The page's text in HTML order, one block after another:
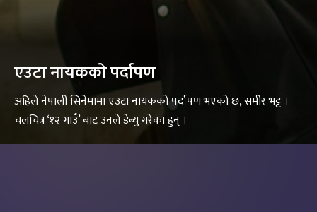
एउटा नायकको पर्दापण
अहिले नेपाली सिनेमामा एउटा नायकको पर्दापण भएको छ, समीर भट्ट ।
चलचित्र ‘१२ गाउँ’ बाट उनले डेब्यु गरेका हुन् ।